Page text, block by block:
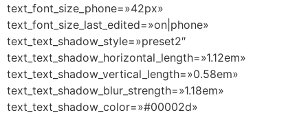
text_font_size_phone=»42px»
text_font_size_last_edited=»on|phone»
text_text_shadow_style=»preset2″
text_text_shadow_horizontal_length=»1.12em»
text_text_shadow_vertical_length=»0.58em»
text_text_shadow_blur_strength=»1.18em»
text_text_shadow_color=»#00002d»